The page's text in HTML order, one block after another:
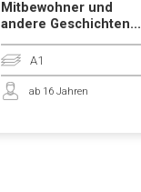
Mitbewohner und
andere Geschichten...
A1
ab 16 Jahren